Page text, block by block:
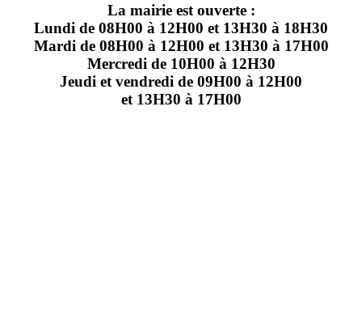
La mairie est ouverte :
Lundi de 08H00 à 12H00 et 13H30 à 18H30
Mardi de 08H00 à 12H00 et 13H30 à 17H00
Mercredi de 10H00 à 12H30
Jeudi et vendredi de 09H00 à 12H00
et 13H30 à 17H00